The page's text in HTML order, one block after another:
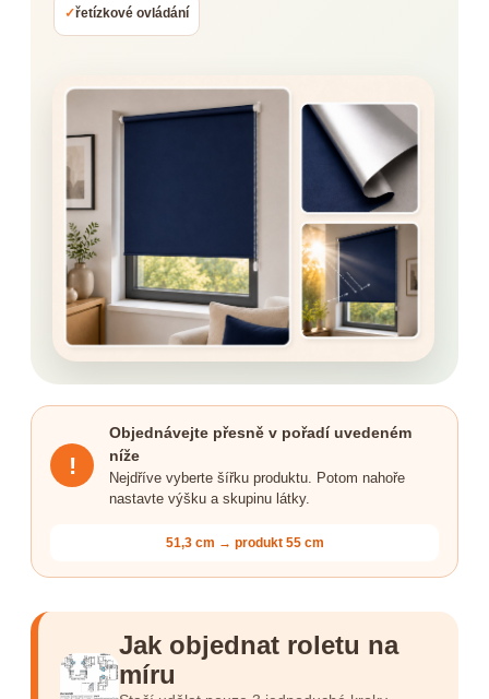
✓řetízkové ovládání
!
Objednávejte přesně v pořadí uvedeném
níže
Nejdříve vyberte šířku produktu. Potom nahoře
nastavte výšku a skupinu látky.
51,3 cm → produkt 55 cm
Jak objednat roletu na
míru